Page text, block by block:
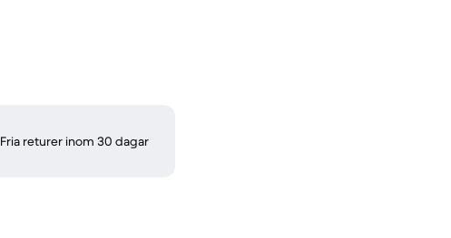
Fria returer inom 30 dagar